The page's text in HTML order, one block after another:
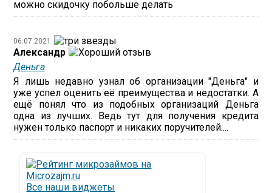
можно скидочку побольше делать
06.07.2021
Александр
Деньга
Я лишь недавно узнал об организации "Деньга" и
уже успел оценить её преимущества и недостатки. А
ещё понял что из подобных организаций Деньга
одна из лучших. Ведь тут для получения кредита
нужен только паспорт и никаких поручителей....
Все наши виджеты